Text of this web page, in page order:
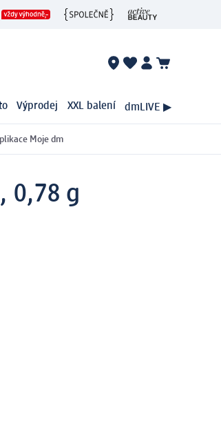
Výprodej XXL balení dmLIVE ▶
Moje dm
0,78 g